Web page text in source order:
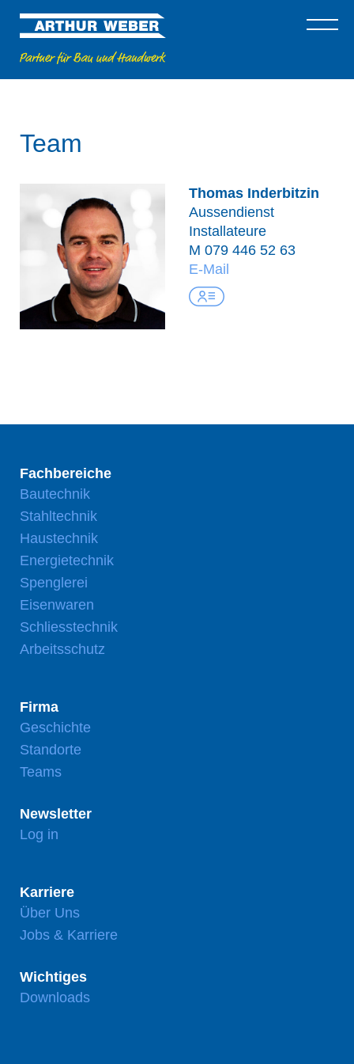
Team
Thomas Inderbitzin
Aussendienst
Installateure
M 079 446 52 63
E-Mail
Fachbereiche
Bautechnik
Stahltechnik
Haustechnik
Energietechnik
Spenglerei
Eisenwaren
Schliesstechnik
Arbeitsschutz
Firma
Geschichte
Standorte
Teams
Newsletter
Log in
Karriere
Über Uns
Jobs & Karriere
Wichtiges
Downloads